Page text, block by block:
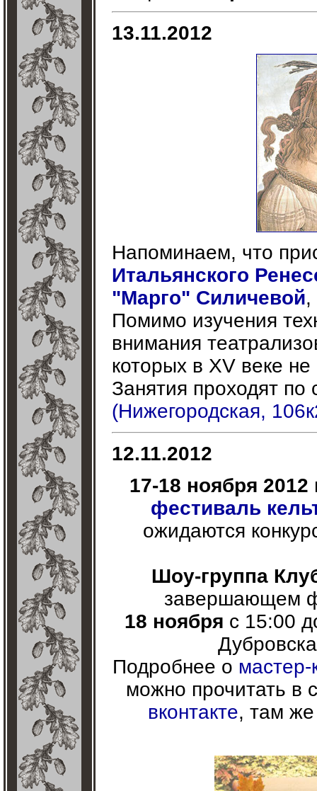
13.11.2012
Напоминаем, что
Итальянского
"Марго" Силичевой,
Помимо изучения
внимания
которых в XV веке
Занятия проходят
(Нижегородская,
12.11.2012
17-18 ноября 2012
фестиваль
ожидаются
Шоу-группа
завершающем
18 ноября с 15:00
Подробнее о мастер-
можно прочитать в
вконтакте, там